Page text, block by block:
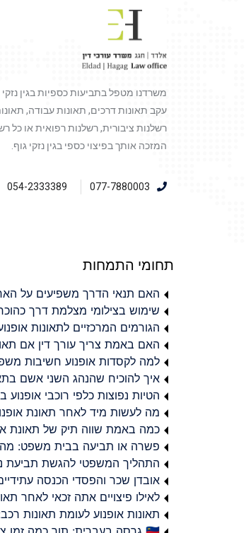
משרדנו מטפל בתביעות כספיות בגין נזקי
עקב תאונות דרכים, תאונות עבודה,
רשלנות ציבורית, רשלנות רפואית או כל
המזכה אותך בפיצוי כספי בגין נזקי גוף.
077-7880003
054-2333389
תחומי התמחות
האם תנאי הדרך משפיעים על
שימוש בצילומי מצלמת דרך
הגורמים המרכזיים לתאונות
האם באמת צריך עורך דין אם
למה לקסדות אופנוע חשיבות
איך להוכיח שהנהג השני אשם
הטיות נפוצות כלפי רוכבי אופנוע
מה לעשות מיד לאחר תאונת
כמה באמת שווה תיק של תאונת
פשרה או תביעה בבית משפט: מה
התהליך המשפטי להגשת תביעת
אובדן שכר והפסדי הכנסה
לאילו פיצויים אתה זכאי לאחר
תאונות אופנוע לעומת תאונות